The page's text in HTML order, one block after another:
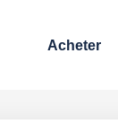
Acheter